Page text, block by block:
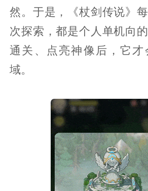
然。于是，《杖剑传说》
次探索，都是个人单机向
通关、点亮神像后，它才
域。